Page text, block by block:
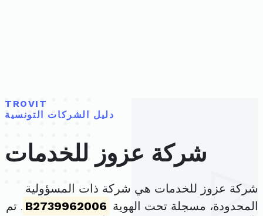
TROVIT
دليل الشركات التونسية
شركة عزوز للخدمات
شركة عزوز للخدمات هي شركة ذات المسؤولية
المحدودة، مسجلة تحت الهوية B2739962006 . تم